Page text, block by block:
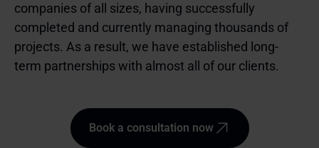
companies of all sizes, having successfully
completed and currently managing thousands of
projects. As a result, we have established long-
term partnerships with almost all of our clients.
Book a consultation now